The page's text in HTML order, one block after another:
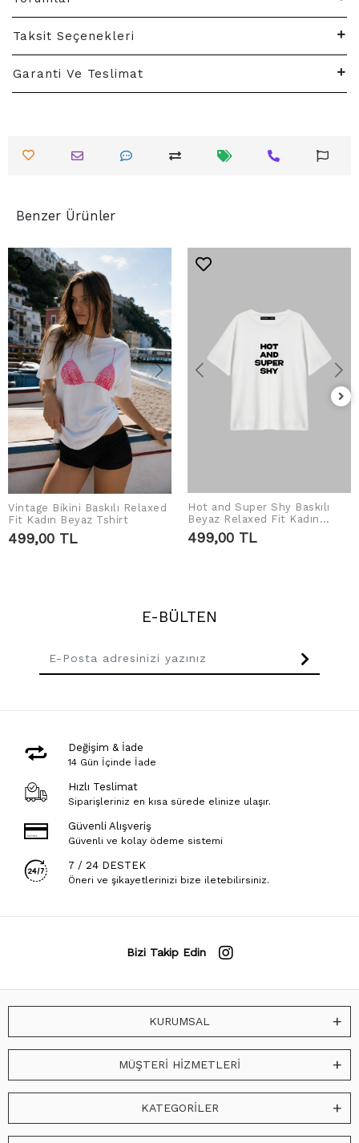
Taksit Seçenekleri
Garanti Ve Teslimat
Benzer Ürünler
SEPETE EKLE
Vintage Bikini Baskılı Relaxed
Fit Kadın Beyaz Tshirt
499,00 TL
SEPETE EKLE
Hot and Super Shy Baskılı
Beyaz Relaxed Fit Kadın
Tshirt
499,00 TL
E-BÜLTEN
Değişim & İade
14 Gün İçinde İade
Hızlı Teslimat
Siparişleriniz en kısa sürede elinize ulaşır.
Güvenli Alışveriş
Güvenli ve kolay ödeme sistemi
7 / 24 DESTEK
Öneri ve şikayetlerinizi bize iletebilirsiniz.
Bizi Takip Edin
KURUMSAL
MÜŞTERİ HİZMETLERİ
KATEGORİLER